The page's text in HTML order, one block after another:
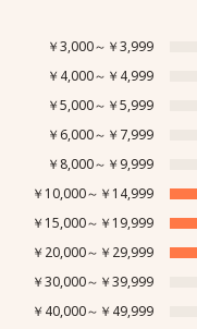
￥3,000～￥3,999
￥4,000～￥4,999
￥5,000～￥5,999
￥6,000～￥7,999
￥8,000～￥9,999
￥10,000～￥14,999
￥15,000～￥19,999
￥20,000～￥29,999
￥30,000～￥39,999
￥40,000～￥49,999